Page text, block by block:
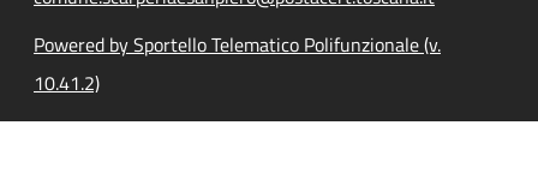
Powered by Sportello Telematico Polifunzionale (v.
10.41.2)